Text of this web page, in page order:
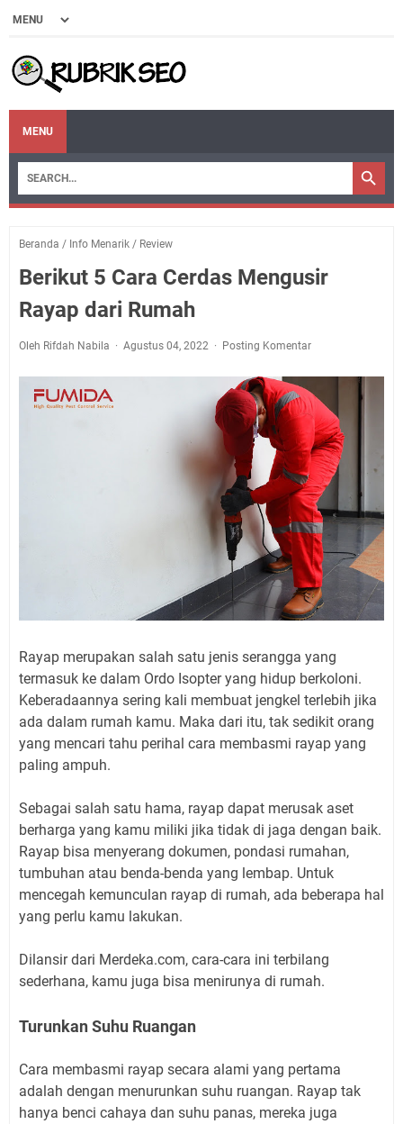
MENU
Beranda / Info Menarik / Review
Berikut 5 Cara Cerdas Mengusir
Rayap dari Rumah
Oleh Rifdah Nabila Agustus 04, 2022 Posting Komentar
Rayap merupakan salah satu jenis serangga yang
termasuk ke dalam Ordo Isopter yang hidup berkoloni.
Keberadaannya sering kali membuat jengkel terlebih jika
ada dalam rumah kamu. Maka dari itu, tak sedikit orang
yang mencari tahu perihal cara membasmi rayap yang
paling ampuh.
Sebagai salah satu hama, rayap dapat merusak aset
berharga yang kamu miliki jika tidak di jaga dengan baik.
Rayap bisa menyerang dokumen, pondasi rumahan,
tumbuhan atau benda-benda yang lembap. Untuk
mencegah kemunculan rayap di rumah, ada beberapa hal
yang perlu kamu lakukan.
Dilansir dari Merdeka.com, cara-cara ini terbilang
sederhana, kamu juga bisa menirunya di rumah.
Turunkan Suhu Ruangan
Cara membasmi rayap secara alami yang pertama
adalah dengan menurunkan suhu ruangan. Rayap tak
hanya benci cahaya dan suhu panas, mereka juga